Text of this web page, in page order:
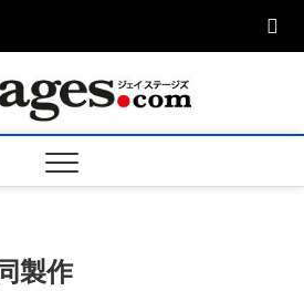
ージ
製作